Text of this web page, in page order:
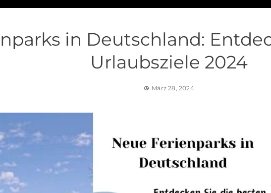
in Deutschland:
Urlaubsziele 2024
März 28, 2024